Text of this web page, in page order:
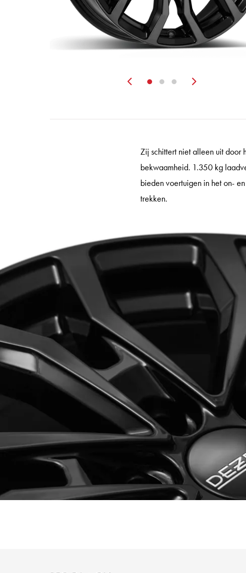
Zurück
Zij schittert niet alleen uit door
bekwaamheid. 1.350 kg
bieden voertuigen in het on-
trekken.